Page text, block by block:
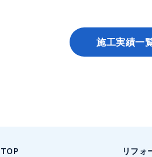
施工実績一
TOP
リフォ